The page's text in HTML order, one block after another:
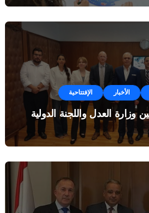
الأخبار الإفتتاحية
وزارة العدل واللجنة الدولية